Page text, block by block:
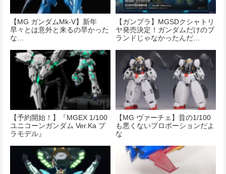
【MG ガンダムMk-V】新年
早々とは意外と来るの早かった
な…
【ガンプラ】MGSDクシャトリ
ヤ発売決定！ガンダムだけのブ
ランドじゃなかったんだ…
【予約開始！】『MGEX 1/100
ユニコーンガンダム Ver.Ka プ
ラモデル』
【MG ヴァーチェ】昔の1/100
も悪くないプロポーションだよ
な